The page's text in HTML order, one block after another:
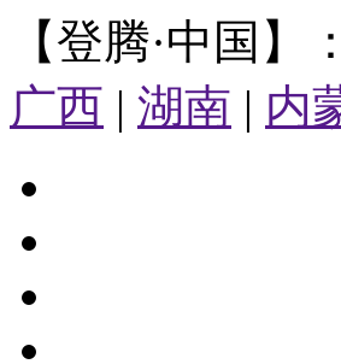
【登腾·中国】：
广西 | 湖南 | 内